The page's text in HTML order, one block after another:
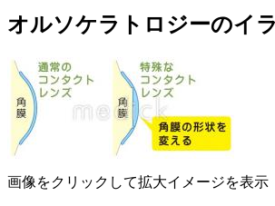
オルソケラトロジーのイ
画像をクリックして拡大イメージを表示